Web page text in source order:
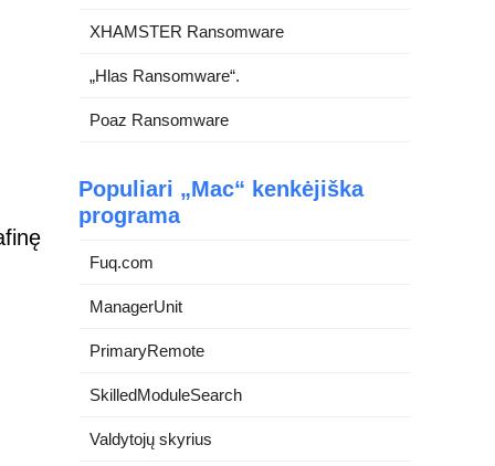
XHAMSTER Ransomware
„Hlas Ransomware“.
Poaz Ransomware
Populiari „Mac“ kenkėjiška
programa
Fuq.com
ManagerUnit
PrimaryRemote
SkilledModuleSearch
Valdytojų skyrius